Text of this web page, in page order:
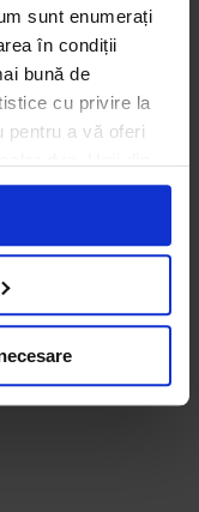
sunt enumerați
în condiții
bună de
cu privire la
pentru a vă oferi
de către ECOTIC
dintr-un domeniu
îl vizitați (cookie-
informații